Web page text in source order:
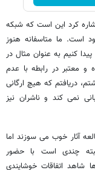
کرد این است که شبکه
است. ما متاسفانه هنوز
کنیم به عنوان مثال در
و معتبر در رابطه با عدم
دریافتم که هیچ ارگانی
نمی کند و ناشران نیز
آثار خوب می سوزند اما
چندی است با حضور
شاهد اتفاقات خوشایندی